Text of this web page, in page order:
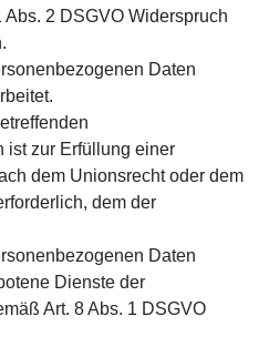
2 DSGVO Widerspruch
Daten
ist zur Erfüllung einer
dem Unionsrecht oder dem
dem der
Daten
Dienste der
Art. 8 Abs. 1 DSGVO